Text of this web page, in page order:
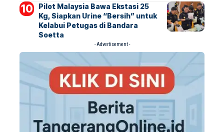
Pilot Malaysia Bawa Ekstasi 25
Kg, Siapkan Urine “Bersih” untuk
Kelabui Petugas di Bandara
Soetta
- Advertisement -